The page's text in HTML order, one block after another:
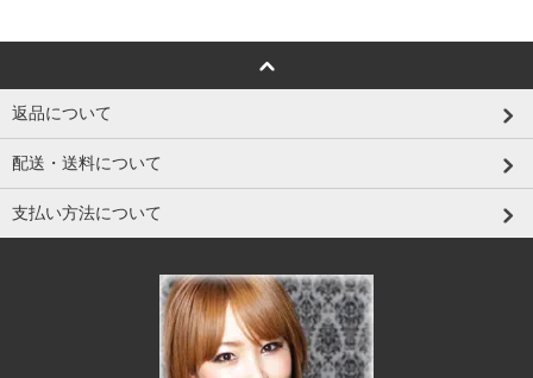
返品について
配送・送料について
支払い方法について